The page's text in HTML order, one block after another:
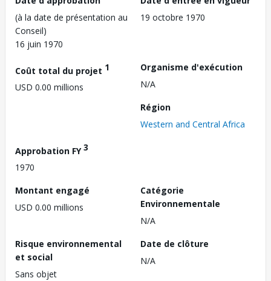
(à la date de présentation au
Conseil)
16 juin 1970
19 octobre 1970
Coût total du projet 1
USD 0.00 millions
Organisme d'exécution
N/A
Région
Western and Central Africa
Approbation FY3
1970
Montant engagé
USD 0.00 millions
Catégorie
Environnementale
N/A
Risque environnemental
et social
Sans objet
Date de clôture
N/A